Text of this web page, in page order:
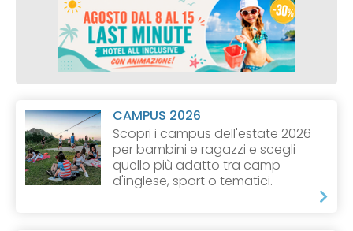
CAMPUS 2026
Scopri i campus dell'estate 2026
per bambini e ragazzi e scegli
quello più adatto tra camp
d'inglese, sport o tematici.